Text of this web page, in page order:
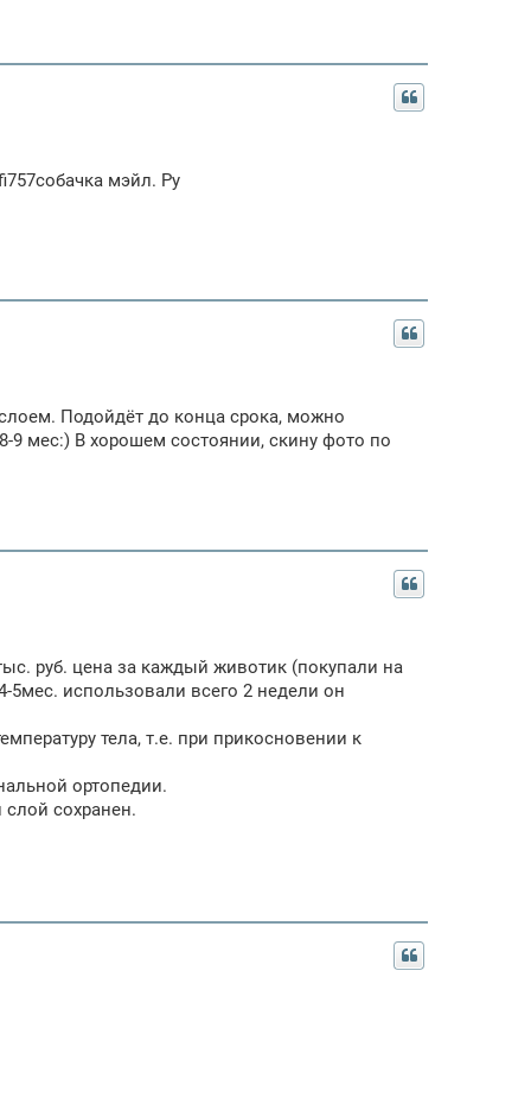
мэйл. Ру
Подойдёт до конца срока, можно
9 мес:) В хорошем состоянии, скину фото по
руб. цена за каждый животик (покупали на
5мес. использовали всего 2 недели он
тела, т.е. при прикосновении к
ортопедии.
слой сохранен.